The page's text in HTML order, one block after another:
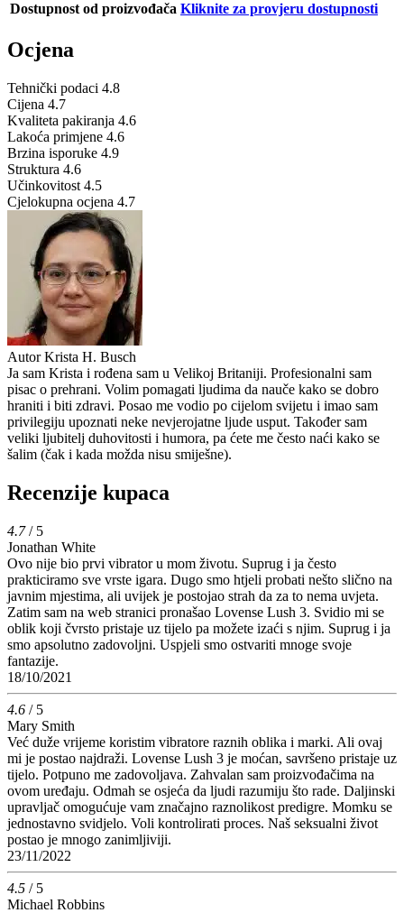
Dostupnost od proizvođača Kliknite za provjeru dostupnosti
Ocjena
Tehnički podaci 4.8
Cijena 4.7
Kvaliteta pakiranja 4.6
Lakoća primjene 4.6
Brzina isporuke 4.9
Struktura 4.6
Učinkovitost 4.5
Cjelokupna ocjena 4.7
Autor Krista H. Busch
Ja sam Krista i rođena sam u Velikoj Britaniji. Profesionalni sam
pisac o prehrani. Volim pomagati ljudima da nauče kako se dobro
hraniti i biti zdravi. Posao me vodio po cijelom svijetu i imao sam
privilegiju upoznati neke nevjerojatne ljude usput. Također sam
veliki ljubitelj duhovitosti i humora, pa ćete me često naći kako se
šalim (čak i kada možda nisu smiješne).
Recenzije kupaca
4.7/ 5
Jonathan White
Ovo nije bio prvi vibrator u mom životu. Suprug i ja često
prakticiramo sve vrste igara. Dugo smo htjeli probati nešto slično na
javnim mjestima, ali uvijek je postojao strah da za to nema uvjeta.
Zatim sam na web stranici pronašao Lovense Lush 3. Svidio mi se
oblik koji čvrsto pristaje uz tijelo pa možete izaći s njim. Suprug i ja
smo apsolutno zadovoljni. Uspjeli smo ostvariti mnoge svoje
fantazije.
18/10/2021
4.6 / 5
Mary Smith
Već duže vrijeme koristim vibratore raznih oblika i marki. Ali ovaj
mi je postao najdraži. Lovense Lush 3 je moćan, savršeno pristaje uz
tijelo. Potpuno me zadovoljava. Zahvalan sam proizvođačima na
ovom uređaju. Odmah se osjeća da ljudi razumiju što rade. Daljinski
upravljač omogućuje vam značajno raznolikost predigre. Momku se
jednostavno svidjelo. Voli kontrolirati proces. Naš seksualni život
postao je mnogo zanimljiviji.
23/11/2022
4.5 / 5
Michael Robbins